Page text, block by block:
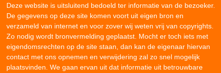
Deze website is uitsluitend bedoeld ter informatie van de bezoeker.
De gegevens op deze site komen voort uit eigen bron en
verzameld van internet en voor zover wij weten vrij van copyrights.
Zo nodig wordt bronvermelding geplaatst. Mocht er toch iets met
eigendomsrechten op de site staan, dan kan de eigenaar hiervan
contact met ons opnemen en verwijdering zal zo snel mogelijk
plaatsvinden. We gaan ervan uit dat informatie uit betrouwbare